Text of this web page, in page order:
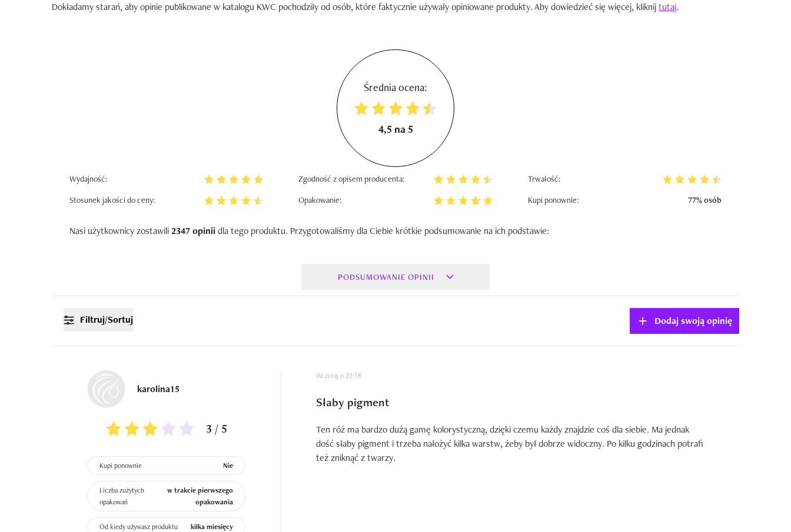
Dokładamy starań, aby opinie publikowane w katalogu KWC pochodziły od osób, które faktycznie używały opiniowane produkty. Aby dowiedzieć się więcej, kliknijtutaj.
Średnia ocena:
4,5 na 5
Wydajność: Zgodność z opisem producenta:
Trwałość:
Stosunek jakości do ceny:
Opakowanie: Kupi ponownie: 77% osób
Nasi użytkownicy zostawili2347 opiniidla tego produktu. Przygotowaliśmy dla Ciebie krótkie podsumowanie na ich podstawie:
PODSUMOWANIE OPINII
Dodaj swoją opinię
Filtruj/Sortuj
karolina15
3 / 5
Kupi ponownie Nie
Liczba zużytych
opakowań
w trakcie pierwszego
opakowania
Od kiedy używasz produktu kilka miesięcy
Wczoraj o 22:18
Słaby pigment
Ten róż ma bardzo dużą gamę kolorystyczną, dzięki czemu każdy znajdzie coś dla siebie. Ma jednak
dość słaby pigment i trzeba nałożyć kilka warstw, żeby był dobrze widoczny. Po kilku godzinach potrafi
też zniknąć z twarzy.